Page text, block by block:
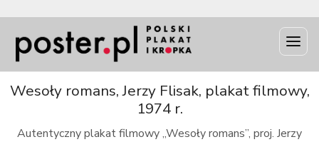
Wesoły romans, Jerzy Flisak, plakat filmowy,
1974 r.
Autentyczny plakat filmowy „Wesoły romans”, proj. Jerzy